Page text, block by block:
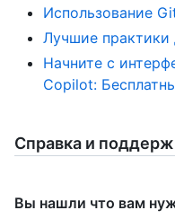
Использование
Лучшие практики
Начните с
Copilot:
Справка и
Вы нашли что вам